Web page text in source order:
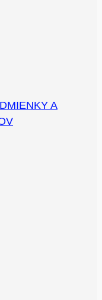
A